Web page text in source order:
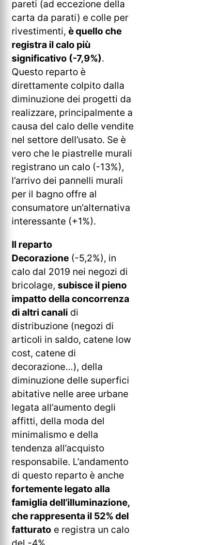
pareti (ad eccezione della
carta da parati) e colle per
rivestimenti, è quello che
registra il calo più
significativo (-7,9%).
Questo reparto è
direttamente colpito dalla
diminuzione dei progetti da
realizzare, principalmente a
causa del calo delle vendite
nel settore dell’usato. Se è
vero che le piastrelle murali
registrano un calo (-13%),
l’arrivo dei pannelli murali
per il bagno offre al
consumatore un’alternativa
interessante (+1%).
Il reparto
Decorazione (-5,2%), in
calo dal 2019 nei negozi di
bricolage, subisce il pieno
impatto della concorrenza
di altri canali di
distribuzione (negozi di
articoli in saldo, catene low
cost, catene di
decorazione…), della
diminuzione delle superfici
abitative nelle aree urbane
legata all’aumento degli
affitti, della moda del
minimalismo e della
tendenza all’acquisto
responsabile. L’andamento
di questo reparto è anche
fortemente legato alla
famiglia dell’illuminazione,
che rappresenta il 52% del
fatturato e registra un calo